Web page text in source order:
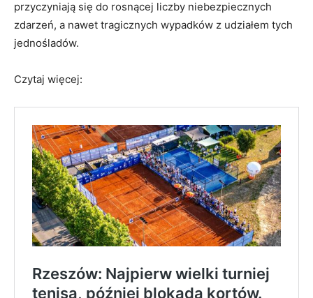
przyczyniają się do rosnącej liczby niebezpiecznych
zdarzeń, a nawet tragicznych wypadków z udziałem tych
jednośladów.
Czytaj więcej: